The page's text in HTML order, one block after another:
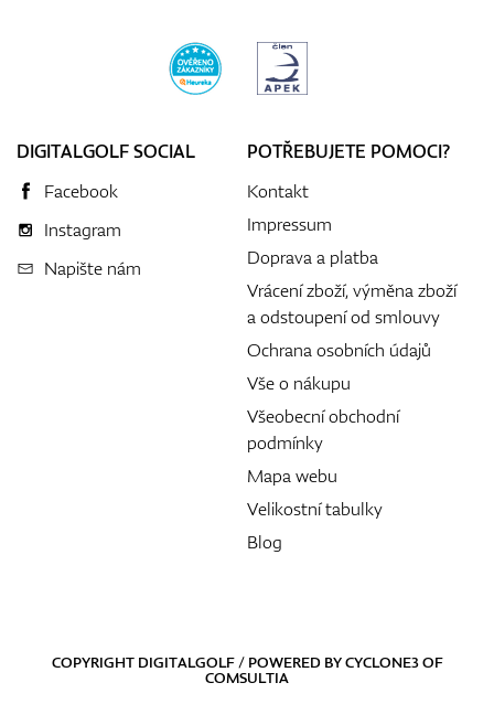
DIGITALGOLF SOCIAL
Facebook
Instagram
Napište nám
POTŘEBUJETE POMOCI?
Kontakt
Impressum
Doprava a platba
Vrácení zboží, výměna zboží
a odstoupení od smlouvy
Ochrana osobních údajů
Vše o nákupu
Všeobecní obchodní
podmínky
Mapa webu
Velikostní tabulky
Blog
COPYRIGHT DIGITALGOLF / POWERED BYCYCLONE3OF
COMSULTIA